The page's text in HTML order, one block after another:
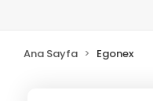
Ana Sayfa Egonex